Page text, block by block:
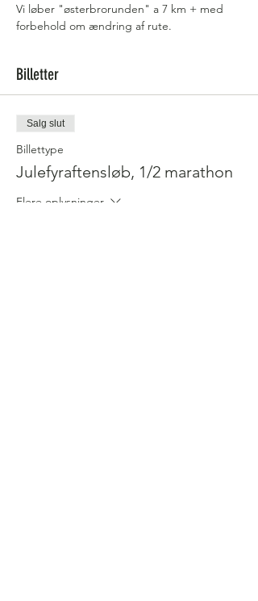
Vi løber "østerbrorunden" a 7 km + med
forbehold om ændring af rute.
Billetter
Salg slut
Billettype
Julefyraftensløb, 1/2 marathon
Flere oplysninger